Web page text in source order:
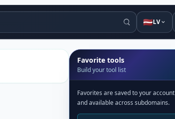
🇱🇻LV
Favorite tools
Build your tool list
Favorites are saved to your account
and available across subdomains.